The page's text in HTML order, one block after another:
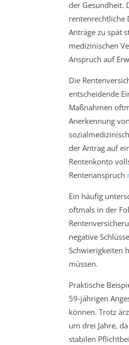
der Gesundheit.
rentenrechtliche
Anträge zu spät
medizinischen
Anspruch auf
Die
entscheidende
Maßnahmen
Anerkennung
der Antrag auf
Rentenkonto
Rentenanspruch
Ein häufig
oftmals in der
negative
Schwierigkeiten
müssen.
Praktische
59-jährigen
können. Trotz
um drei Jahre,
stabilen